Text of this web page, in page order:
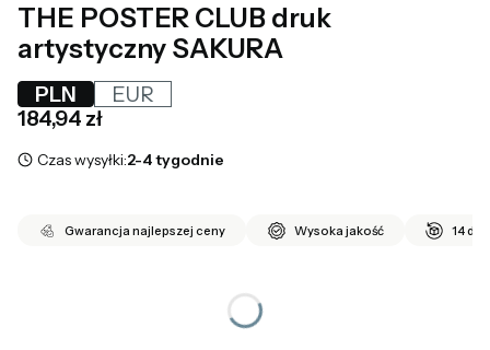
THE POSTER CLUB druk
artystyczny SAKURA
PLN
EUR
Cena
184,94 zł
Czas wysyłki:2-4 tygodnie
Gwarancja najlepszej ceny Wysoka jakość 14 dni